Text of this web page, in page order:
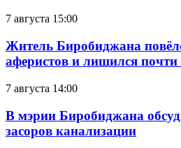
7 августа 15:00
Житель Биробиджана
аферистов и лишился
7 августа 14:00
В мэрии Биробиджана
засоров канализации